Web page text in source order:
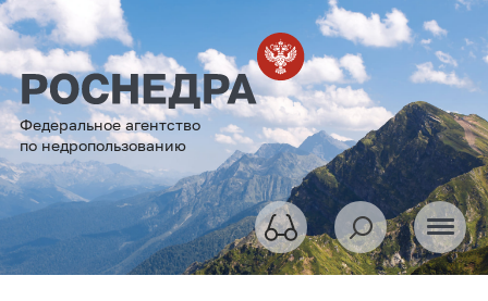
Федеральное агентство
по недропользованию